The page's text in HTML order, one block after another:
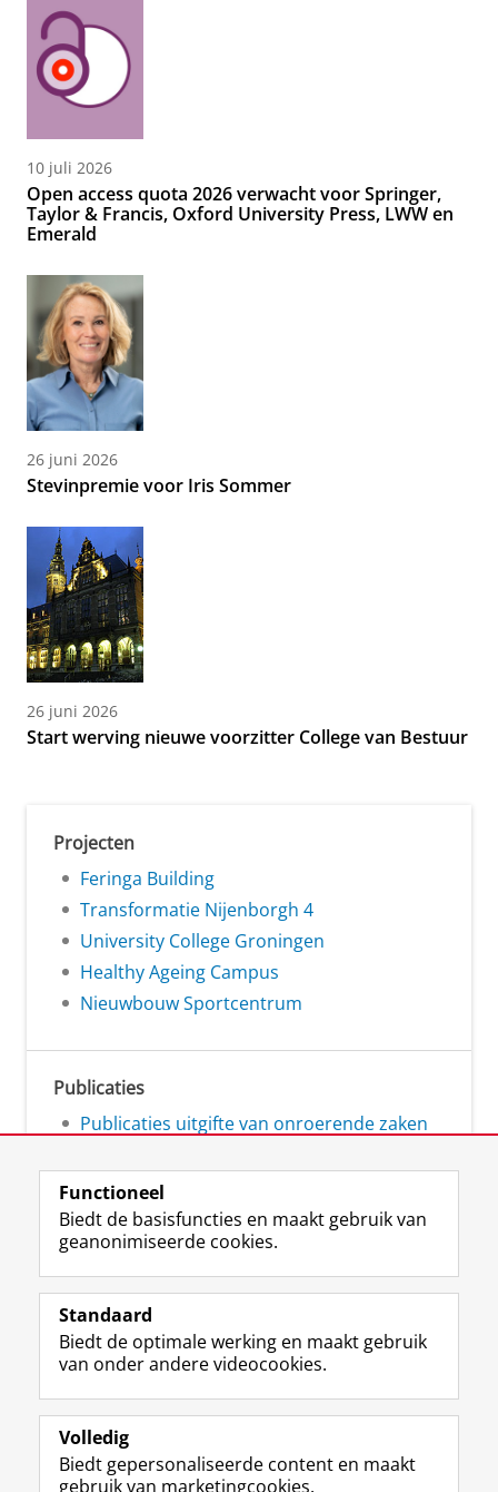
10 juli 2026
Open access quota 2026 verwacht voor Springer,
Taylor & Francis, Oxford University Press, LWW en
Emerald
26 juni 2026
Stevinpremie voor Iris Sommer
26 juni 2026
Start werving nieuwe voorzitter College van Bestuur
Projecten
Feringa Building
Transformatie Nijenborgh 4
University College Groningen
Healthy Ageing Campus
Nieuwbouw Sportcentrum
Publicaties
Publicaties uitgifte van onroerende zaken
Volg ons op
L
i
k
e
I
-
Studiekiezers
Alumni
Over ons
Functioneel
Biedt de basisfuncties en maakt gebruik van
geanonimiseerde cookies.
Standaard
Biedt de optimale werking en maakt gebruik
van onder andere videocookies.
Volledig
Biedt gepersonaliseerde content en maakt
gebruik van marketingcookies.